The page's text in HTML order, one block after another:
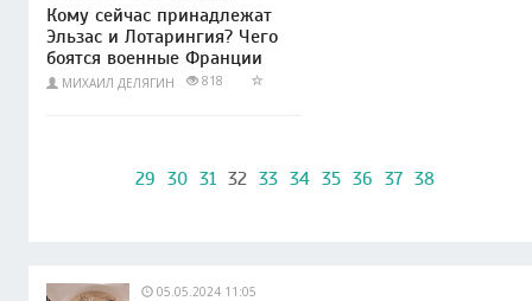
Кому сейчас принадлежат
Эльзас и Лотарингия? Чего
боятся военные Франции
МИХАИЛ ДЕЛЯГИН 818
29 30 31 32 33 34 35 36 37 38
05.05.2024 11:05